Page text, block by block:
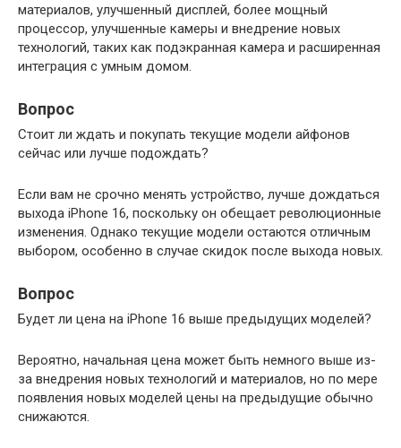
материалов, улучшенный дисплей, более мощный
процессор, улучшенные камеры и внедрение новых
технологий, таких как подэкранная камера и расширенная
интеграция с умным домом.
Вопрос
Стоит ли ждать и покупать текущие модели айфонов
сейчас или лучше подождать?
Если вам не срочно менять устройство, лучше дождаться
выхода iPhone 16, поскольку он обещает революционные
изменения. Однако текущие модели остаются отличным
выбором, особенно в случае скидок после выхода новых.
Вопрос
Будет ли цена на iPhone 16 выше предыдущих моделей?
Вероятно, начальная цена может быть немного выше из-
за внедрения новых технологий и материалов, но по мере
появления новых моделей цены на предыдущие обычно
снижаются.